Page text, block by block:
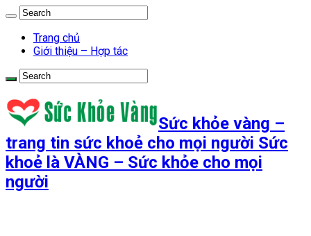
Trang chủ
Giới thiệu – Hợp tác
Sức khỏe vàng –
trang tin sức khoẻ cho mọi người Sức
khoẻ là VÀNG – Sức khỏe cho mọi
người